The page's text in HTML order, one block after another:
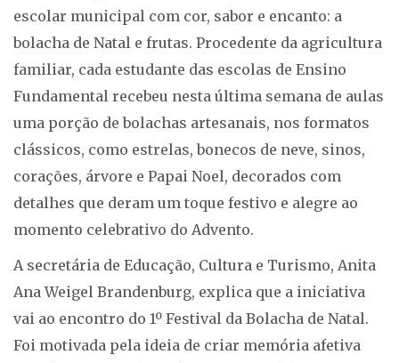
escolar municipal com cor, sabor e encanto: a
bolacha de Natal e frutas. Procedente da agricultura
familiar, cada estudante das escolas de Ensino
Fundamental recebeu nesta última semana de aulas
uma porção de bolachas artesanais, nos formatos
clássicos, como estrelas, bonecos de neve, sinos,
corações, árvore e Papai Noel, decorados com
detalhes que deram um toque festivo e alegre ao
momento celebrativo do Advento.
A secretária de Educação, Cultura e Turismo, Anita
Ana Weigel Brandenburg, explica que a iniciativa
vai ao encontro do 1º Festival da Bolacha de Natal.
Foi motivada pela ideia de criar memória afetiva